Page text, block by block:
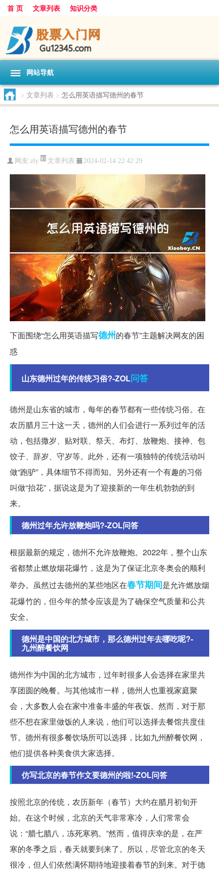
首 页 文章列表 知识分类
网站导航
> 文章列表 > 怎么用英语描写德州的春节
怎么用英语描写德州的春节
网友:zly 文章列表 2024-02-14 22:42:29
下面围绕“怎么用英语描写德州的春节”主题解决网友的困
惑
山东德州过年的传统习俗?-ZOL问答
德州是山东省的城市，每年的春节都有一些传统习俗。在
农历腊月三十这一天，德州的人们会进行一系列过年的活
动，包括撒岁、贴对联、祭天、布灯、放鞭炮、接神、包
饺子、辞岁、守岁等。此外，还有一项独特的传统活动叫
做“跑驴”，具体细节不得而知。另外还有一个有趣的习俗
叫做“抬花”，据说这是为了迎接新的一年生机勃勃的到
来。
德州过年允许放鞭炮吗?-ZOL问答
根据最新的规定，德州不允许放鞭炮。2022年，整个山东
省都禁止燃放烟花爆竹，这是为了保证北京冬奥会的顺利
举办。虽然过去德州的某些地区在春节期间是允许燃放烟
花爆竹的，但今年的禁令应该是为了确保空气质量和公共
安全。
德州是中国的北方城市，那么德州过年去哪吃呢?-
九州醉餐饮网
德州作为中国的北方城市，过年时很多人会选择在家里共
享团圆的晚餐。与其他城市一样，德州人也重视家庭聚
会，大多数人会在家中准备丰盛的年夜饭。然而，对于那
些不想在家里做饭的人来说，他们可以选择去餐馆共度佳
节。德州有很多餐饮场所可以选择，比如九州醉餐饮网，
他们提供各种美食供大家选择。
仿写北京的春节作文要德州的啦!-ZOL问答
按照北京的传统，农历新年（春节）大约在腊月初旬开
始。在这个时候，北京的天气非常寒冷，人们常常会
说：“腊七腊八，冻死寒鸦。”然而，值得庆幸的是，在严
寒的冬季之后，春天就要到来了。所以，尽管北京的冬天
很冷，但人们依然满怀期待地迎接着春节的到来。对于德